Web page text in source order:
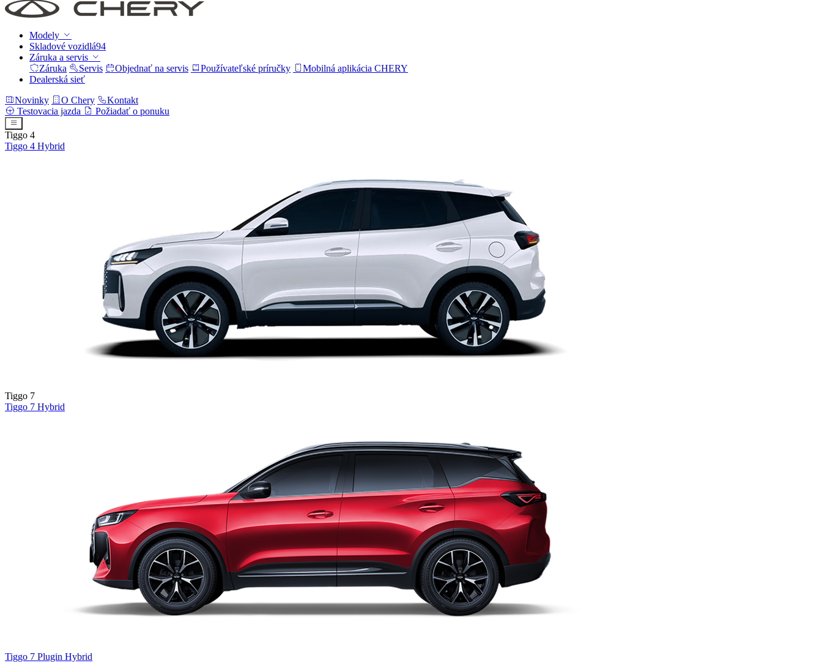
Modely
Skladové vozidlá94
Záruka a servis
Záruka
Servis Objednať na servis Používateľské príručky
Mobilná aplikácia CHERY
Dealerská sieť
Novinky
O Chery
Kontakt
Testovacia jazda
Požiadať o ponuku
Tiggo 4
Tiggo 4 Hybrid
Tiggo 7
Tiggo 7 Hybrid
Tiggo 7 Plugin Hybrid